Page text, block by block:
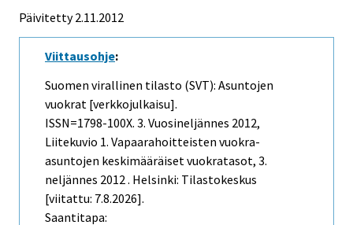
Päivitetty 2.11.2012
Viittausohje:
Suomen virallinen tilasto (SVT): Asuntojen
vuokrat [verkkojulkaisu].
ISSN=1798-100X. 3. Vuosineljännes 2012,
Liitekuvio 1. Vapaarahoitteisten vuokra-
asuntojen keskimääräiset vuokratasot, 3.
neljännes 2012 . Helsinki: Tilastokeskus
[viitattu: 7.8.2026].
Saantitapa: